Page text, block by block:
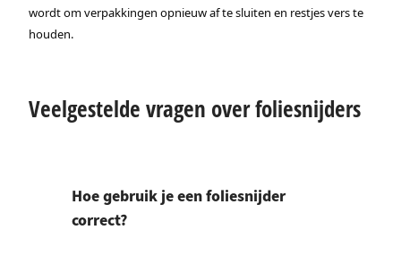
wordt om verpakkingen opnieuw af te sluiten en restjes vers te
houden.
Veelgestelde vragen over foliesnijders
Hoe gebruik je een foliesnijder
correct?